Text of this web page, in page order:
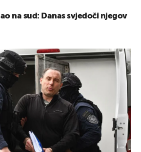
na sud: Danas svjedoči njegov
NOTIFIKACIJE